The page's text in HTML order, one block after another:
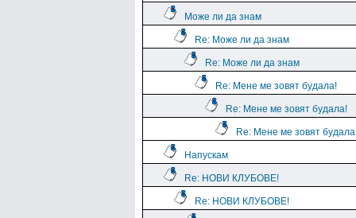
Може ли да знам
Re: Може ли да знам
Re: Може ли да знам
Re: Мене ме зовят будала!
Re: Мене ме зовят будала!
Re: Мене ме зовят
Напускам
Re: НОВИ КЛУБОВЕ!
Re: НОВИ КЛУБОВЕ!